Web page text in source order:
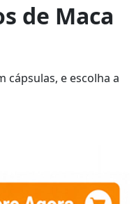
de Maca
cápsulas, e escolha a